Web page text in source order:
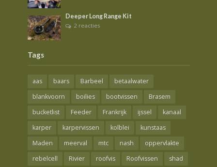
Deeper Long Range Kit
2 reacties
Tags
aas baars Barbeel
betaalwater
blankvoorn
boilies bootvissen
Brasem
bucketlist
Feeder Frankrijk ijssel
kanaal
karper
karpervissen kolblei
kunstaas
Maden
meerval mtc nash
oppervlakte
rebelcell
Rivier roofvis Roofvissen shad